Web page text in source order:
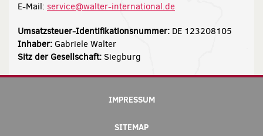
E-Mail: service@walter-international.de
Umsatzsteuer-Identifikationsnummer: DE 123208105
Inhaber: Gabriele Walter
Sitz der Gesellschaft: Siegburg
IMPRESSUM
SITEMAP